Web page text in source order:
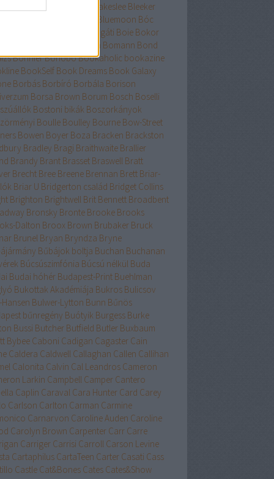
Blakeslee Bleeker
Bluemoon Bóc
Bogáti Boie Bokor
Bolton Bomann Bond
BonnierBonobóBookaholic bookazine
BookSelf Book Dreams Book Galaxy
Borbás Borbíró Borbála Borison
Borsa Brown Borum Bosch Boselli
Bostoni bikák Boszorkányok
Boulle Boulley Bourne Bow-Street
Bowen Boyer Boza Bracken Brackston
Bradley Bragi Braithwaite Brallier
Brandy Brant Brasset Braswell Bratt
Brecht Bree Breene Brennan Brett Briar-
Briar U Bridgerton család Bridget Collins
Brighton Brightwell Brit Bennett Broadbent
Bronsky Bronte Brooke Brooks
Dalton Broox Brown Brubaker Bruck
Brunel Bryan Bryndza Bryne
Bűbájok boltja Buchan Buchanan
Búcsúszimfónia Búcsú nélkül Buda
Budai hóhér Budapest-Print Buehlman
Bukottak Akadémiája Bukros Bulicsov
Bulwer-Lytton Bunn Bűnös
bűnregény Buótyik Burgess Burke
Bussi Butcher Butfield Butler Buxbaum
Bybee Caboni Cadigan Cagaster Cain
Caldera Caldwell Callaghan Callen Callihan
Calonita Calvin Cal Leandros Cameron
Larkin Campbell Camper Cantero
Caplin Caraval Cara Hunter Card Carey
Carlson Carlton Carman Carmine
Carnarvon Caroline Auden Caroline
Carolyn Brown Carpenter Carr Carre
Carriger Carrisi Carroll Carson Levine
Cartaphilus CartaTeen Carter Casati Cass
Castle Cat&Bones Cates Cates&Show